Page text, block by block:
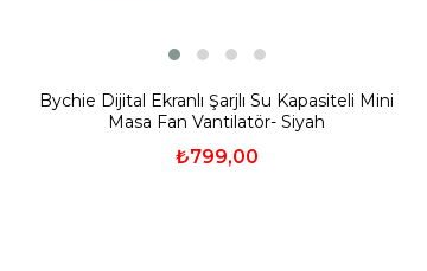
Bychie Dijital Ekranlı Şarjlı Su Kapasiteli Mini
Masa Fan Vantilatör- Siyah
₺799,00